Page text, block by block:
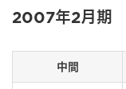
2007年2月期
中間